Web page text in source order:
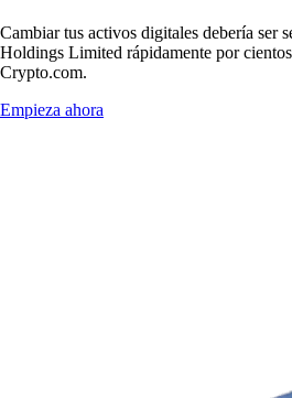
Cambiar tus activos digitales debería ser
Holdings Limited rápidamente por
Crypto.com.
Empieza ahora